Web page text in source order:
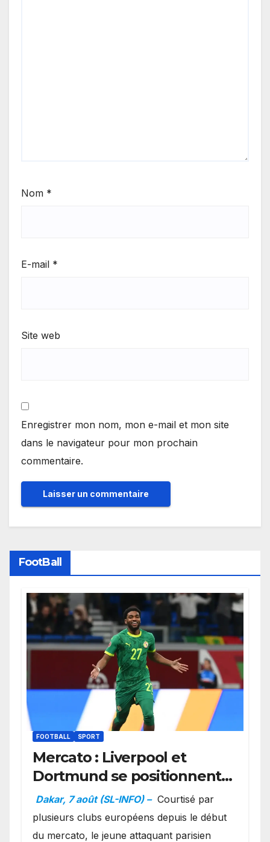
Nom *
E-mail *
Site web
Enregistrer mon nom, mon e-mail et mon site
dans le navigateur pour mon prochain
commentaire.
FootBall
FOOTBALL SPORT
Mercato : Liverpool et
Dortmund se positionnent
en favoris pour recruter
Ibrahim Mbaye
Dakar, 7 août (SL-INFO) – Courtisé par
plusieurs clubs européens depuis le début
du mercato, le jeune attaquant parisien